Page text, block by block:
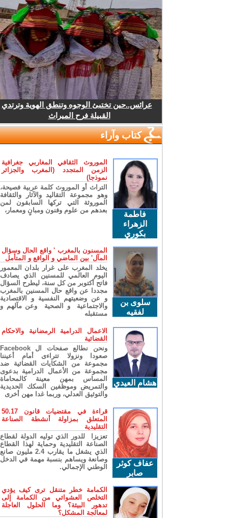
عرائس..حين تختبئ الوجوه وتنطق الهوية وترتدي
القبيلة فرح الميراث
كتاب وآراء
فاطمة
الزهراء
بكوري
الموروث الثقافي المغاربي جغرافية
الزمن المتجدد (المغرب والجزائر
نموذجا)
التراث أو الموروث كلمة عربية فصيحة،
وهو مجموعة التقاليد والآثار والثقافة
الموروثة التي تركها السابقون لمن
بعدهم من علوم وفنون ومبانٍ ومعمار،
سلوى بن
لفقيه
المسنون بالمغرب ' واقع الحال وسؤال
المآل' بين الماضي و الواقع و المتأمل
يخلد المغرب على غرار بلدان المعمور
اليوم العالمي للمسنين الذي يصادف
فاتح أكتوبر من كل سنة، ليطرح السؤال
مجددا عن واقع حال المسنين بالمغرب
و عن وضعيتهم النفسية و الاقتصادية
والاجتماعية و الصحية وعن مآلهم و
مستقبله
هشام العيدي
الاعمال الدرامية الرمضانية والاحكام
القضائية
ونحن نطالع صفحات ال Facebook
صعودا ونزولا تتراءى أمام أعيننا
مجموعة من الشكايات القضائية ضد
مجموعة من الأعمال الدرامية بدعوى
المساس بمهن معينة كالمحاماة
والتمريض وموظفين السكك الحديدية
والتوثيق العدلي، وربما غدا مهن أخرى
عفاف كوثر
صابر
قراءة في مقتضيات قانون 50.17
المتعلق بمزاولة أنشطة الصناعة
التقليدية
تعزيزا للدور الذي توليه الدولة لقطاع
الصناعة التقليدية وحماية لهذا القطاع
الذي يشغل ما يقارب 2.4 مليون صانع
وصانعة ويساهم بنسبة مهمة في الدخل
الوطني الإجمالي.
الكمامة خطر متنقل ترى كيف يؤدي
التخلص العشوائي من الكمامة إلى
تدهور البيئة؟ وما الحلول العاجلة
لمعالجة المشكل؟